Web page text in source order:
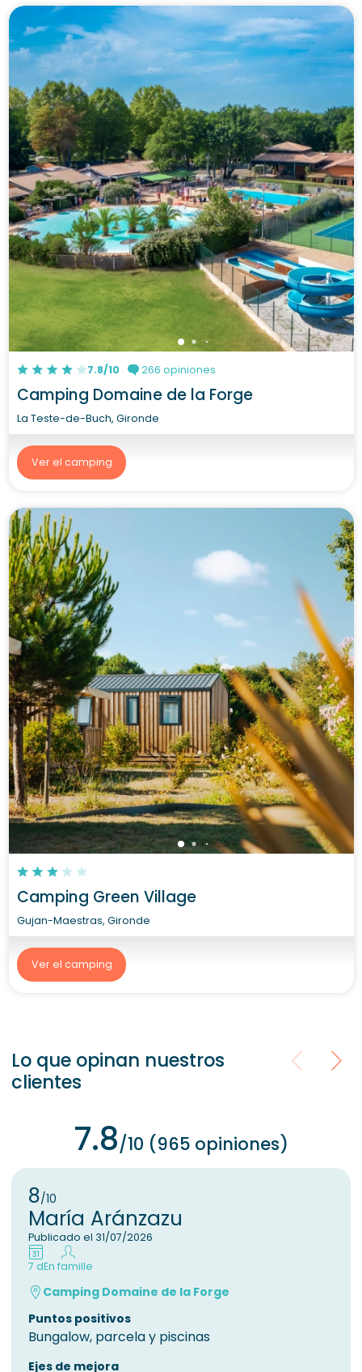
7.8/10 266 opiniones
Camping Domaine de la Forge
La Teste-de-Buch, Gironde
Ver el camping
Camping Green Village
Gujan-Maestras, Gironde
Ver el camping
Lo que opinan nuestros
clientes
7.8/10 (965 opiniones)
8/10
María Aránzazu
Publicado el 31/07/2026
7 dEn famille
Camping Domaine de la Forge
Puntos positivos
Bungalow, parcela y piscinas
Ejes de mejora